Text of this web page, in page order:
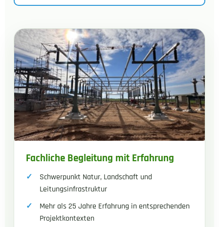
Fachliche Begleitung mit Erfahrung
Schwerpunkt Natur, Landschaft und
Leitungsinfrastruktur
Mehr als 25 Jahre Erfahrung in entsprechenden
Projektkontexten